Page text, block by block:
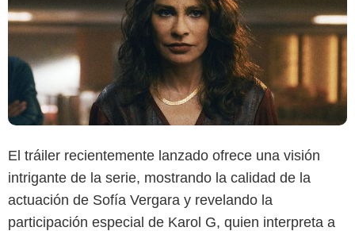
El tráiler recientemente lanzado ofrece una visión
intrigante de la serie, mostrando la calidad de la
actuación de Sofía Vergara y revelando la
participación especial de Karol G, quien interpreta a